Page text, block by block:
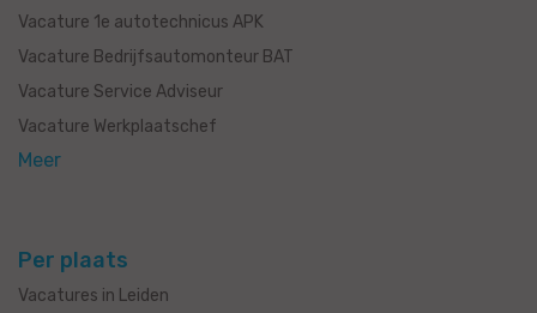
Vacature 1e autotechnicus APK
Vacature Bedrijfsautomonteur BAT
Vacature Service Adviseur
Vacature Werkplaatschef
Meer
Per plaats
Vacatures in Leiden